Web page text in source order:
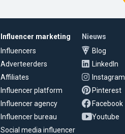
Influencer marketing
Influencers
Adverteerders
Affiliates
Influencer platform
Influencer agency
Influencer bureau
Social media influencer
Nieuws
Blog
LinkedIn
Instagram
Pinterest
Facebook
Youtube